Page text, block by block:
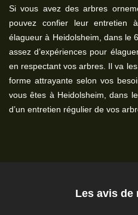
Si vous avez des arbres
pouvez confier leur entretien
élagueur à Heidolsheim, dans le
assez d’expériences pour
en respectant vos arbres. Il va
forme attrayante selon vos
vous êtes à Heidolsheim, dans
d’un entretien régulier de vos
Les avis de